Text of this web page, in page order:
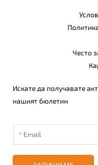
Често
Искате да получавате
нашият бюлетин